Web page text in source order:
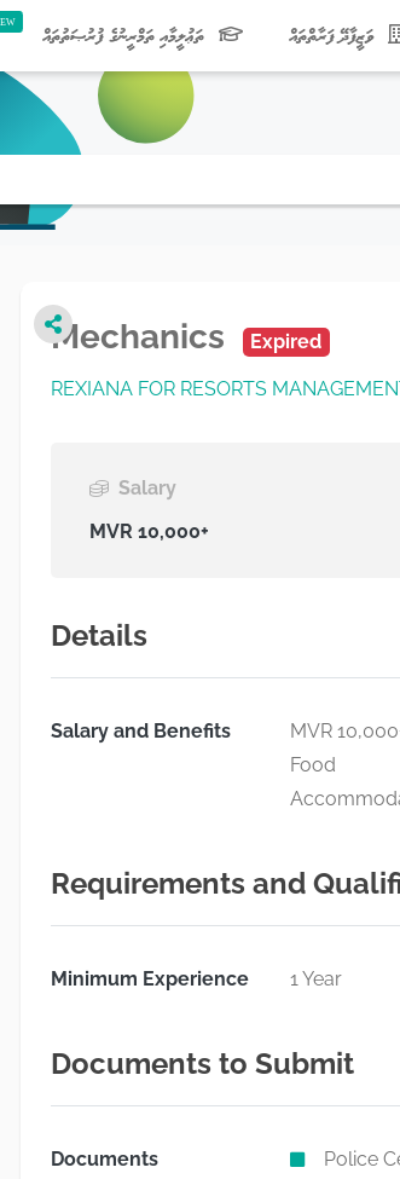
ވަޒީފާދޭ ފަރާތްތައް ތަޢުލީމާއި ތަމްރީނުގެ ފުރުޞަތުތައް
Mechanics Expired
REXIANA FOR RESORTS
Salary
MVR 10,000+
Details
Salary and Benefits
MVR
Food
Requirements and
Minimum Experience 1 Year
Documents to Submit
Documents
Police